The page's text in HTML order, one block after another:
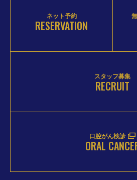
ネット予約
RESERVATION
スタッフ募集
RECRUIT
口腔がん検診
ORAL